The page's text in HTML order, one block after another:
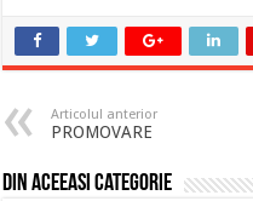
Articolul anterior
PROMOVARE
Din aceeasi categorie